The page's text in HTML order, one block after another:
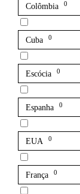
Colômbia 0
Cuba 0
Escócia 0
Espanha 0
EUA 0
França 0